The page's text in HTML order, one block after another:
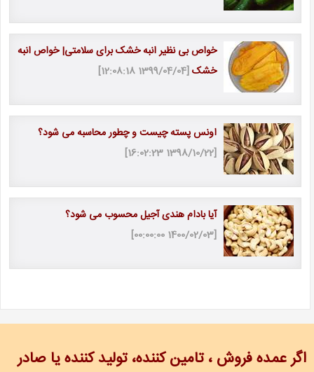
خواص بی نظیر انبه خشک برای سلامتی| خواص انبه
خشک[1399/04/04 12:08:18]
اونس پسته چیست و چطور محاسبه می شود؟
[1398/10/22 16:02:23]
آیا بادام هندی آجیل محسوب می شود؟
[1400/02/03 00:00:00]
اگر عمده فروش ، تامین کننده، تولید کننده یا صادر